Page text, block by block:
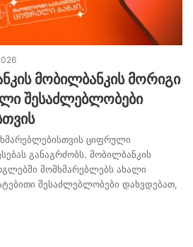
მობილბანკის მორიგი
შესაძლებლობები
ციფრული
განაგრძობს. მობილბანკის
მომხმარებლებს ახალი
შესაძლებლობები დახვდებათ,